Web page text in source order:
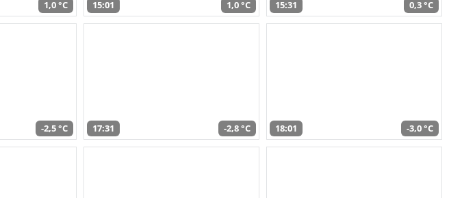
1,0 °C 15:01 1,0 °C 15:31 0,3 °C
-2,5 °C 17:31 -2,8 °C 18:01 -3,0 °C